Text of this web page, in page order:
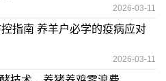
2026-03-11
指南 养羊户必学的疫病应对
2026-03-11